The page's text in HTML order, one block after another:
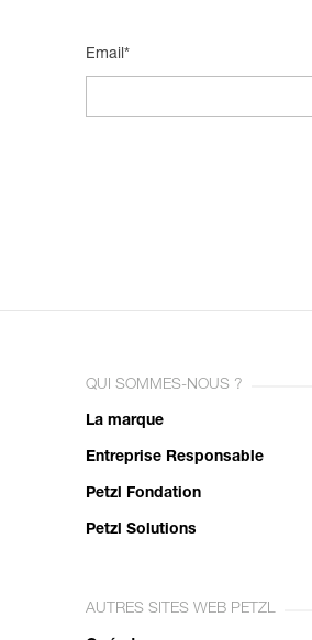
Email*
QUI SOMMES-NOUS ?
La marque
Entreprise Responsable
Petzl Fondation
Petzl Solutions
AUTRES SITES WEB PETZL